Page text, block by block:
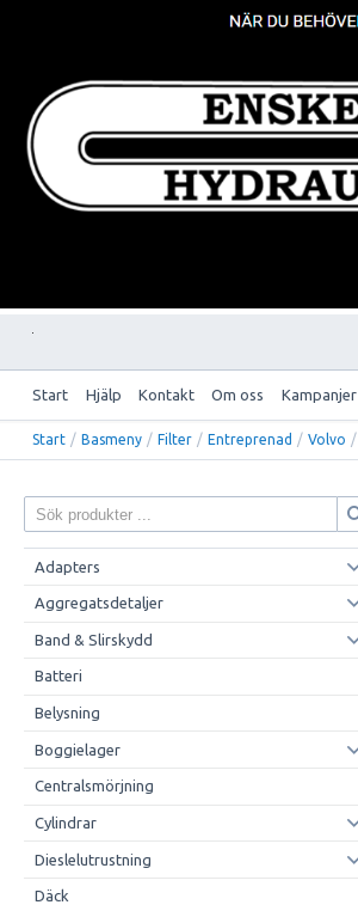
Start Hjälp Kontakt Om oss Kampanjer
Start / Basmeny / Filter / Entreprenad / Volvo /
Adapters
Aggregatsdetaljer
Band & Slirskydd
Batteri
Belysning
Boggielager
Centralsmörjning
Cylindrar
Dieslelutrustning
Däck